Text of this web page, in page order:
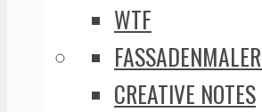
WTF
CREATIVE NOTES